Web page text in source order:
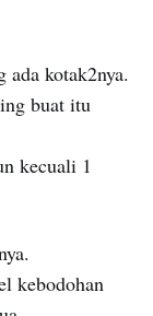
kotak2nya.
buat itu
kecuali 1
kebodohan